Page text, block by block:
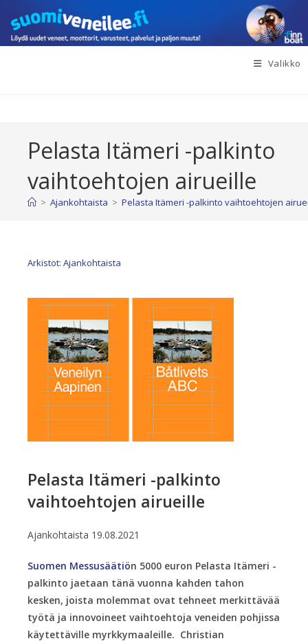
suoraan
sisältöön
Valikko
Pelasta Itämeri -palkinto
vaihtoehtojen airueille
> Ajankohtaista > Pelasta Itämeri -palkinto vaihtoehtojen
Arkistot: Ajankohtaista
Pelasta Itämeri -palkinto
vaihtoehtojen airueille
Ajankohtaista 19.08.2021
Suomen Messusäätiön 5000 euron Pelasta Itämeri -
palkinto jaetaan tänä vuonna kahden tahon
kesken, joista molemmat ovat tehneet merkittävää
työtä ja innovoineet vaihtoehtoja veneiden pohjissa
käytettäville myrkkymaaleille. Christian